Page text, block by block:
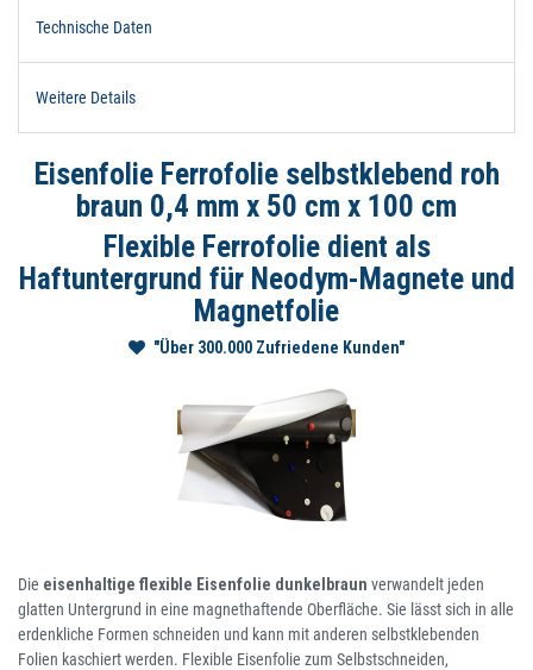
Technische Daten
Weitere Details
Eisenfolie Ferrofolie selbstklebend roh
braun 0,4 mm x 50 cm x 100 cm
Flexible Ferrofolie dient als
Haftuntergrund für Neodym-Magnete und
Magnetfolie
"Über 300.000 Zufriedene Kunden"
Die eisenhaltige flexible Eisenfolie dunkelbraun verwandelt jeden
glatten Untergrund in eine magnethaftende Oberfläche. Sie lässt sich in alle
erdenkliche Formen schneiden und kann mit anderen selbstklebenden
Folien kaschiert werden. Flexible Eisenfolie zum Selbstschneiden,